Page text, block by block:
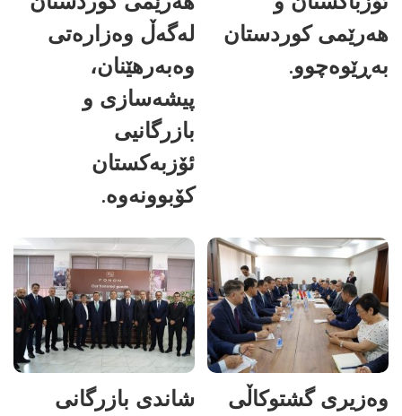
هەرێمی کوردستان
بەڕێوەچوو.
لەگەڵ وەزارەتی
وەبەرهێنان،
پیشەسازی و
بازرگانیی
ئۆزبەکستان
کۆبوونەوە.
وەزیری گشتوکاڵی
شاندی بازرگانی